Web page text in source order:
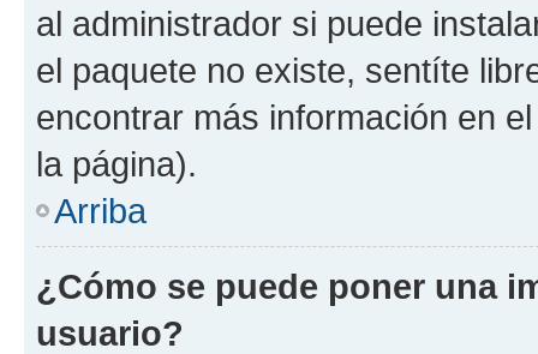
al administrador si puede
el paquete no existe, sentíte
encontrar más información en
la página).
Arriba
¿Cómo se puede poner una
usuario?